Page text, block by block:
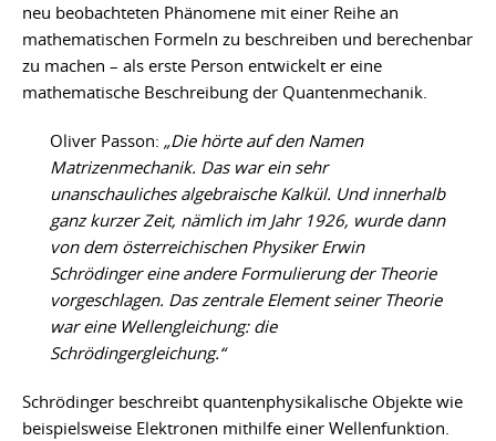
neu beobachteten Phänomene mit einer Reihe an
mathematischen Formeln zu beschreiben und berechenbar
zu machen – als erste Person entwickelt er eine
mathematische Beschreibung der Quantenmechanik.
Oliver Passon: „Die hörte auf den Namen
Matrizenmechanik. Das war ein sehr
unanschauliches algebraische Kalkül. Und innerhalb
ganz kurzer Zeit, nämlich im Jahr 1926, wurde dann
von dem österreichischen Physiker Erwin
Schrödinger eine andere Formulierung der Theorie
vorgeschlagen. Das zentrale Element seiner Theorie
war eine Wellengleichung: die
Schrödingergleichung.“
Schrödinger beschreibt quantenphysikalische Objekte wie
beispielsweise Elektronen mithilfe einer Wellenfunktion.